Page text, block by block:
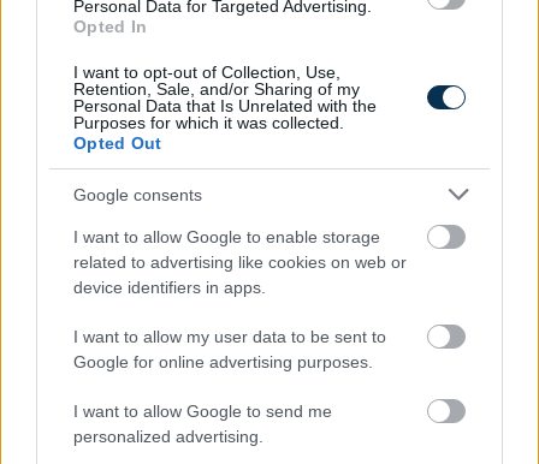
Personal Data for Targeted Advertising.
Opted In
I want to opt-out of Collection, Use,
Retention, Sale, and/or Sharing of my
Personal Data that Is Unrelated with the
Purposes for which it was collected.
Opted Out
Google consents
I want to allow Google to enable storage
related to advertising like cookies on web or
device identifiers in apps.
I want to allow my user data to be sent to
Google for online advertising purposes.
I want to allow Google to send me
personalized advertising.
Mekkora állami nyugdíjra számíthatok?
KISZÁMOLOM!
Fix számokkal lottózol? Most megtudhatod, nyertél
volna-e valaha!